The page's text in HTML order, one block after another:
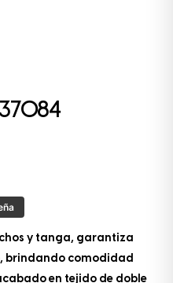
y tanga, garantiza
brindando comodidad
en tejido de doble